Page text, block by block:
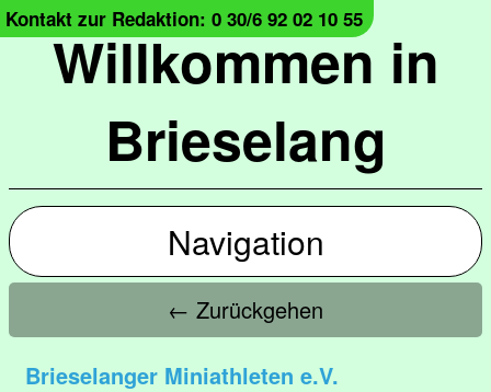
Willkommen in
Brieselang
Kontakt zur Redaktion: 0 30/6 92 02 10 55
Navigation
← Zurückgehen
Brieselanger Miniathleten e.V.